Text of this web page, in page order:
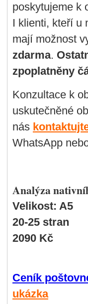
poskytujeme k
I klienti, kteří u
mají možnost
zdarma.
zpoplatněny
Konzultace k
uskutečněné
nás
WhatsApp
Analýza
Velikost: A5
20-25 stran
2090 Kč
Ceník
ukázka